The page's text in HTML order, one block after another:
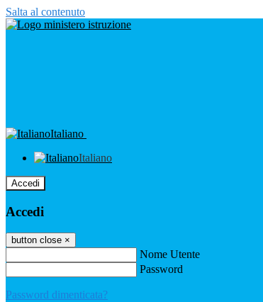
Salta al contenuto
Italiano
Italiano
Accedi
Accedi
button close ×
Nome Utente
Password
Password dimenticata?